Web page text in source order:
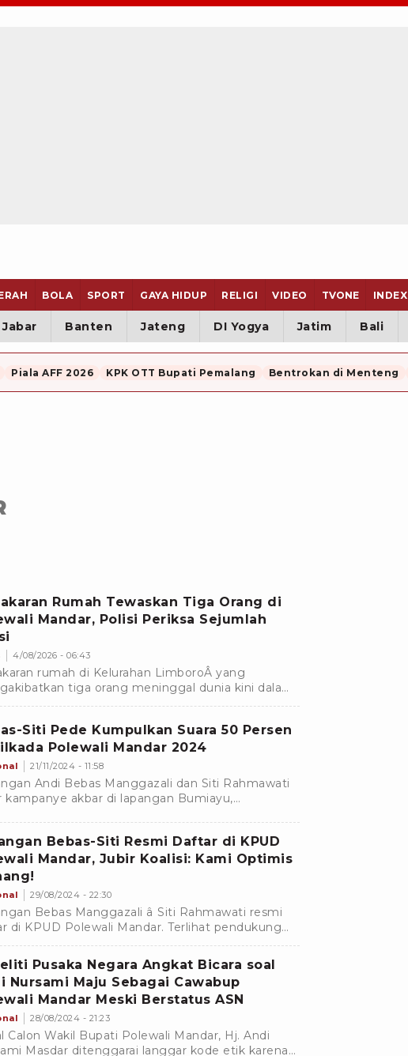
BOLA SPORT GAYA HIDUP RELIGI VIDEO TVONE INDEX
Jabar Banten Jateng DI Yogya Jatim Bali
Piala AFF 2026 KPK OTT Bupati Pemalang Bentrokan di Menteng
Rumah Tewaskan Tiga Orang di
Mandar, Polisi Periksa Sejumlah
4/08/2026 - 06:43
rumah di Kelurahan LimboroÂ yang
tiga orang meninggal dunia kini dalam
penyidikan Kepolisian ResorÂ Polewali
Siti Pede Kumpulkan Suara 50 Persen
Polewali Mandar 2024
21/11/2024 - 11:58
Andi Bebas Manggazali dan Siti Rahmawati
kampanye akbar di lapangan Bumiayu,
Bebas-Siti Resmi Daftar di KPUD
Mandar, Jubir Koalisi: Kami Optimis
29/08/2024 - 22:30
Bebas Manggazali â Siti Rahmawati resmi
di KPUD Polewali Mandar. Terlihat pendukung
pendaftaran pasangan populer di masyarakat
Pusaka Negara Angkat Bicara soal
Nursami Maju Sebagai Cawabup
Mandar Meski Berstatus ASN
28/08/2024 - 21:23
Calon Wakil Bupati Polewali Mandar, Hj. Andi
Masdar ditenggarai langgar kode etik karena